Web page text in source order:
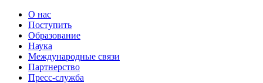
О нас
Поступить
Образование
Наука
Международные связи
Партнерство
Пресс-служба